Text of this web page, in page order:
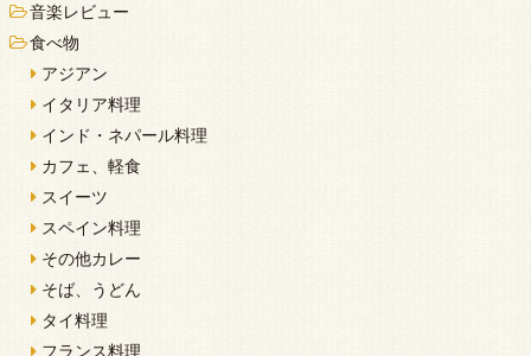
音楽レビュー
食べ物
アジアン
イタリア料理
インド・ネパール料理
カフェ、軽食
スイーツ
スペイン料理
その他カレー
そば、うどん
タイ料理
フランス料理